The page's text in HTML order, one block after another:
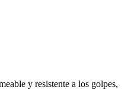
y resistente a los golpes,